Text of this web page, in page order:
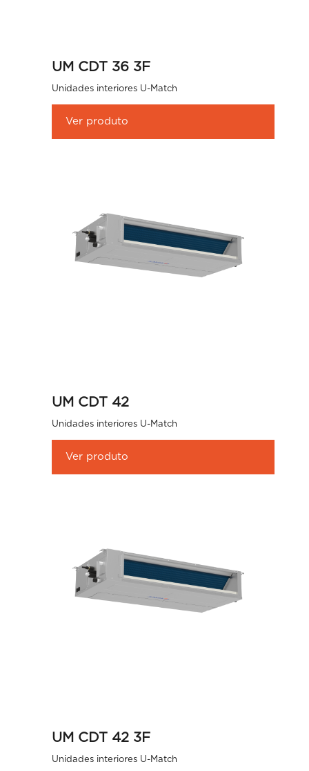
UM CDT 36 3F
Unidades interiores U-Match
Ver produto
UM CDT 42
Unidades interiores U-Match
Ver produto
UM CDT 42 3F
Unidades interiores U-Match